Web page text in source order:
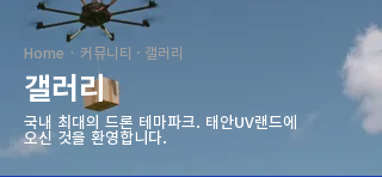
Home · 커뮤니티 · 갤러리
갤러리
국내 최대의 드론 테마파크. ​태안UV랜드에
오신 것을 환영합니다.